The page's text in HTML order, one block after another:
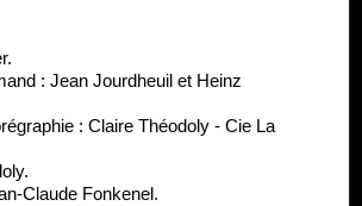
: Jean Jourdheuil et Heinz
: Claire Théodoly - Cie La
Claude Fonkenel.